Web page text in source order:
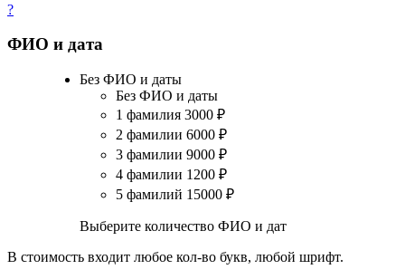
?
ФИО и дата
Без ФИО и даты
Без ФИО и даты
1 фамилия 3000 ₽
2 фамилии 6000 ₽
3 фамилии 9000 ₽
4 фамилии 1200 ₽
5 фамилий 15000 ₽
Выберите количество ФИО и дат
В стоимость входит любое кол-во букв, любой шрифт.